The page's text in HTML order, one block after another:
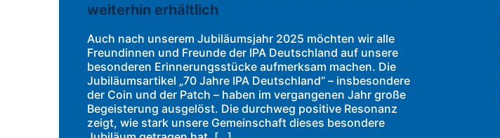
weiterhin erhältlich
Auch nach unserem Jubiläumsjahr 2025 möchten wir alle
Freundinnen und Freunde der IPA Deutschland auf unsere
besonderen Erinnerungsstücke aufmerksam machen. Die
Jubiläumsartikel „70 Jahre IPA Deutschland“ – insbesondere
der Coin und der Patch – haben im vergangenen Jahr große
Begeisterung ausgelöst. Die durchweg positive Resonanz
zeigt, wie stark unsere Gemeinschaft dieses besondere